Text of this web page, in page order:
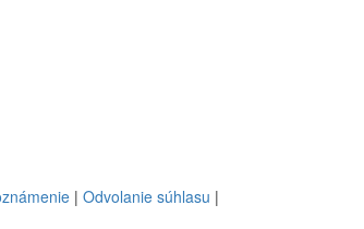
| Odvolanie súhlasu |